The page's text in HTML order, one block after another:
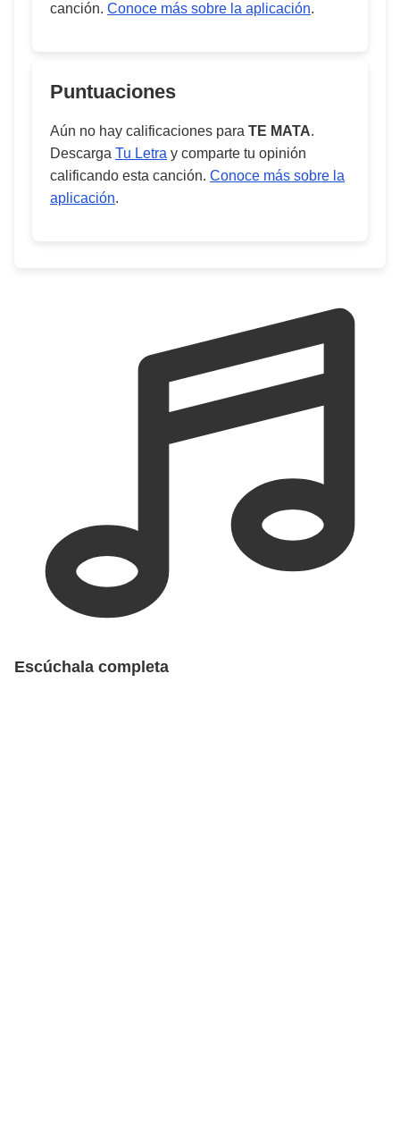
canción. Conoce más sobre la aplicación.
Puntuaciones
Aún no hay calificaciones para TE MATA.
Descarga Tu Letra y comparte tu opinión
calificando esta canción. Conoce más sobre la
aplicación.
Escúchala completa